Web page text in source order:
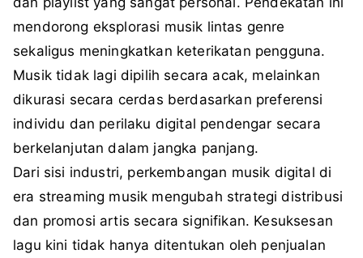
mendorong eksplorasi musik lintas genre
sekaligus meningkatkan keterikatan pengguna.
Musik tidak lagi dipilih secara acak, melainkan
dikurasi secara cerdas berdasarkan preferensi
individu dan perilaku digital pendengar secara
berkelanjutan dalam jangka panjang.
Dari sisi industri, perkembangan musik digital di
era streaming musik mengubah strategi distribusi
dan promosi artis secara signifikan. Kesuksesan
lagu kini tidak hanya ditentukan oleh penjualan